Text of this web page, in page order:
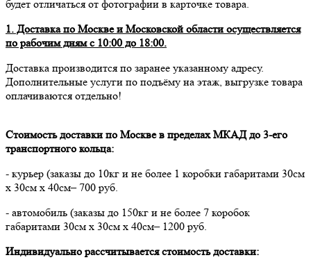
будет отличаться от фотографии в карточке товара.
1. Доставка по Москве и Московской области осуществляется
по рабочим дням с 10:00 до 18:00.
Доставка производится по заранее указанному адресу.
Дополнительные услуги по подъёму на этаж, выгрузке товара
оплачиваются отдельно!
Стоимость доставки по Москве в пределах МКАД до 3-его
транспортного кольца:
- курьер (заказы до 10кг и не более 1 коробки габаритами 30см
х 30см х 40см– 700 руб.
- автомобиль (заказы до 150кг и не более 7 коробок
габаритами 30см х 30см х 40см– 1200 руб.
Индивидуально рассчитывается стоимость доставки: